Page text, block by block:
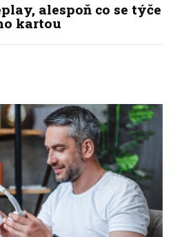
alespoň co se týče
kartou